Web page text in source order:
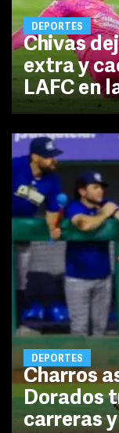
DEPORTES
Chivas
extra y
LAFC en
DEPORTES
Charros
Dorados
carreras